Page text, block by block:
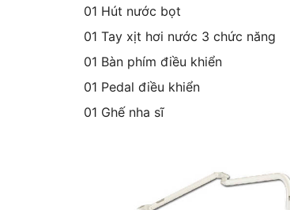
01 Hút nước bọt
01 Tay xịt hơi nước 3 chức năng
01 Bàn phím điều khiển
01 Pedal điều khiển
01 Ghế nha sĩ